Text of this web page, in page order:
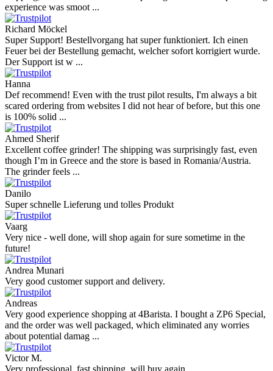
experience was smoot ...
Richard Möckel
Super Support! Bestellvorgang hat super funktioniert. Ich einen
Feuer bei der Bestellung gemacht, welcher sofort korrigiert wurde.
Der Support ist w ...
Hanna
Def recommend! Even with the trust pilot results, I'm always a bit
scared ordering from websites I did not hear of before, but this one
is 100% solid ...
Ahmed Sherif
Excellent coffee grinder! The shipping was surprisingly fast, even
though I’m in Greece and the store is based in Romania/Austria.
The grinder feels ...
Danilo
Super schnelle Lieferung und tolles Produkt
Vaarg
Very nice - well done, will shop again for sure sometime in the
future!
Andrea Munari
Very good customer support and delivery.
Andreas
Very good experience shopping at 4Barista. I bought a ZP6 Special,
and the order was well packaged, which eliminated any worries
about potential damag ...
Victor M.